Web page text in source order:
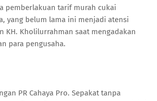
pemberlakuan tarif murah cukai
yang belum lama ini menjadi atensi
KH. Kholilurrahman saat mengadakan
para pengusaha.
PR Cahaya Pro. Sepakat tanpa